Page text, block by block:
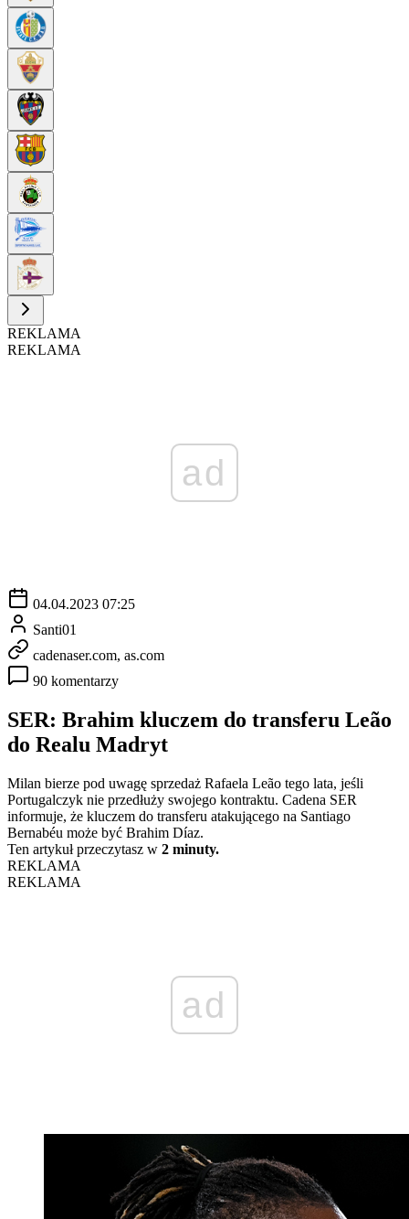
REKLAMA
REKLAMA
ad
04.04.2023 07:25
Santi01
cadenaser.com, as.com
90 komentarzy
SER: Brahim kluczem do transferu Leão
do Realu Madryt
Milan bierze pod uwagę sprzedaż Rafaela Leão tego lata, jeśli
Portugalczyk nie przedłuży swojego kontraktu. Cadena SER
informuje, że kluczem do transferu atakującego na Santiago
Bernabéu może być Brahim Díaz.
Ten artykuł przeczytasz w 2 minuty.
REKLAMA
REKLAMA
ad